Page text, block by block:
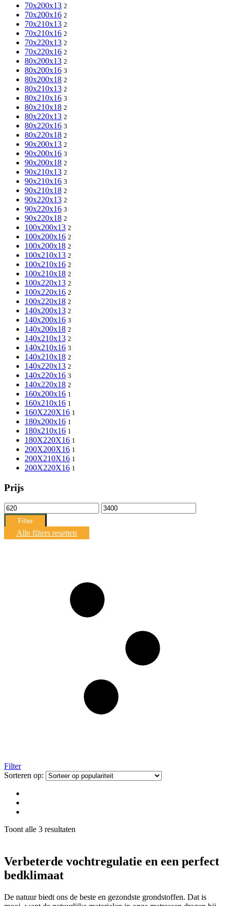
70x200x13 2
70x200x16 2
70x210x13 2
70x210x16 2
70x220x13 2
70x220x16 2
80x200x13 2
80x200x16 3
80x200x18 2
80x210x13 2
80x210x16 3
80x210x18 2
80x220x13 2
80x220x16 3
80x220x18 2
90x200x13 2
90x200x16 3
90x200x18 2
90x210x13 2
90x210x16 3
90x210x18 2
90x220x13 2
90x220x16 3
90x220x18 2
100x200x13 2
100x200x16 2
100x200x18 2
100x210x13 2
100x210x16 2
100x210x18 2
100x220x13 2
100x220x16 2
100x220x18 2
140x200x13 2
140x200x16 3
140x200x18 2
140x210x13 2
140x210x16 3
140x210x18 2
140x220x13 2
140x220x16 3
140x220x18 2
160x200x16 1
160x210x16 1
160X220X16 1
180x200x16 1
180x210x16 1
180X220X16 1
200X200X16 1
200X210X16 1
200X220X16 1
Prijs
Min.
prijs
Max.
prijs
Filter
Alle filters resetten
Filter
Sorteren op:
Toont alle 3 resultaten
Verbeterde vochtregulatie en een perfect
bedklimaat
De natuur biedt ons de beste en gezondste grondstoffen. Dat is